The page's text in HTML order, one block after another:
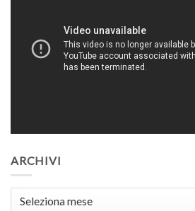
ARCHIVI
Archivi